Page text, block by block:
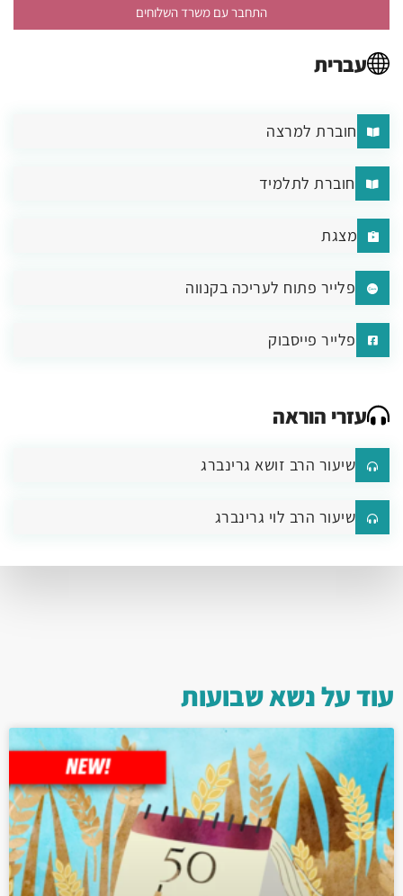
התחבר עם משרד השלוחים
עברית
חוברת למרצה
חוברת לתלמיד
מצגת
פלייר פתוח לעריכה בקנווה
פלייר פייסבוק
עזרי הוראה
שיעור הרב זושא גרינברג
שיעור הרב לוי גרינברג
עוד עלנשאשבועות